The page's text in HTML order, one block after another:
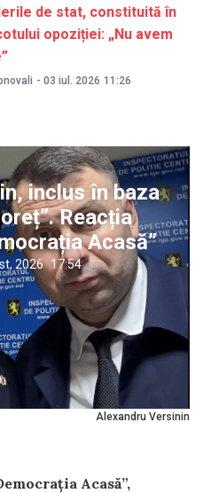
de stat, constituită în
opoziției: „Nu avem
- 03 iul. 2026 11:26
Alexandru Versinin
inclus în baza
Reacția
Acasă”
2026 17:54
Acasă”,